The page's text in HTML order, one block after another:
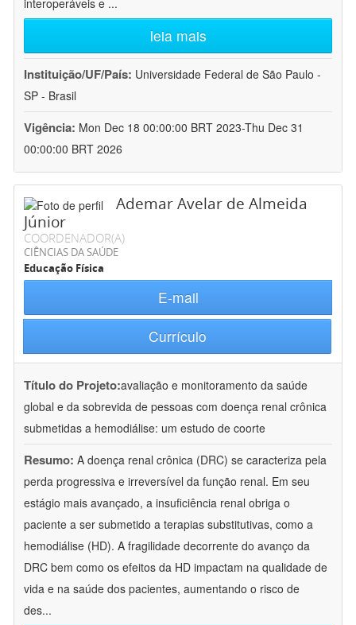
interoperáveis e ...
leia mais
Instituição/UF/País: Universidade Federal de São Paulo -
SP - Brasil
Vigência: Mon Dec 18 00:00:00 BRT 2023-Thu Dec 31
00:00:00 BRT 2026
Ademar Avelar de Almeida
Júnior
COORDENADOR(A)
CIÊNCIAS DA SAÚDE
Educação Física
E-mail
Currículo
Título do Projeto:avaliação e monitoramento da saúde
global e da sobrevida de pessoas com doença renal crônica
submetidas a hemodiálise: um estudo de coorte
Resumo: A doença renal crônica (DRC) se caracteriza pela
perda progressiva e irreversível da função renal. Em seu
estágio mais avançado, a insuficiência renal obriga o
paciente a ser submetido a terapias substitutivas, como a
hemodiálise (HD). A fragilidade decorrente do avanço da
DRC bem como os efeitos da HD impactam na qualidade de
vida e na saúde dos pacientes, aumentando o risco de
des...